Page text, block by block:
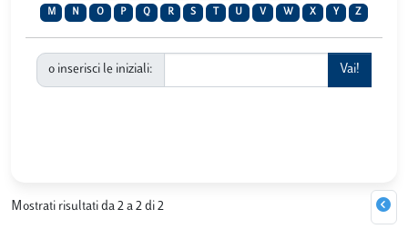
M N O P Q R S U V W X Y Z
o inserisci le iniziali:
Mostrati risultati da 2 a 2 di 2